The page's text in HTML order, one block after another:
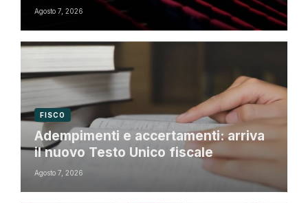
Agosto 7, 2026
FISCO
Adempimenti e accertamenti: arriva
il nuovo Testo Unico fiscale
Agosto 7, 2026